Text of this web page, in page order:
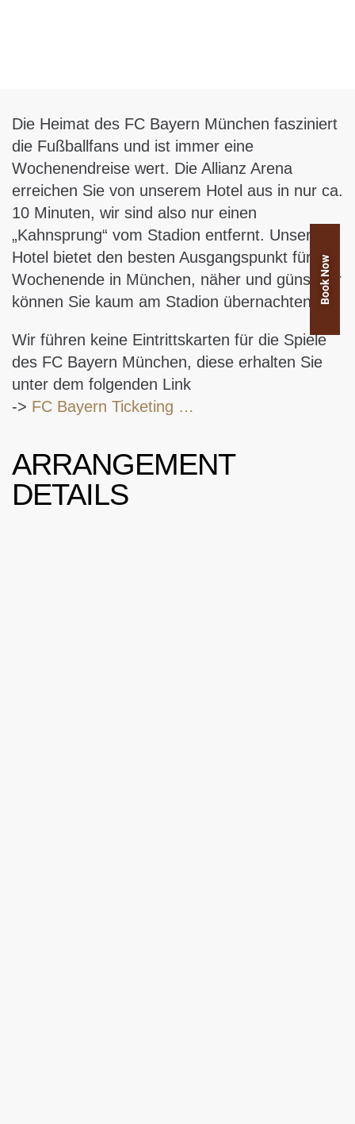
Die Heimat des FC Bayern München fasziniert
die Fußballfans und ist immer eine
Wochenendreise wert. Die Allianz Arena
erreichen Sie von unserem Hotel aus in nur ca.
10 Minuten, wir sind also nur einen
„Kahnsprung“ vom Stadion entfernt. Unser
Hotel bietet den besten Ausgangspunkt für ein
Wochenende in München, näher und günstiger
können Sie kaum am Stadion übernachten!
Wir führen keine Eintrittskarten für die Spiele
des FC Bayern München, diese erhalten Sie
unter dem folgenden Link
-> FC Bayern Ticketing …
ARRANGEMENT
DETAILS
Book Now